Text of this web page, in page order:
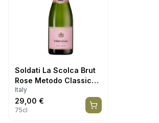
Soldati La Scolca Brut
Rose Metodo Classico
DOCG
Italy
29,00 €
75cl